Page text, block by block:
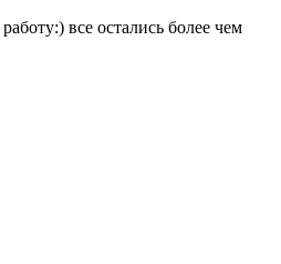
все остались более чем